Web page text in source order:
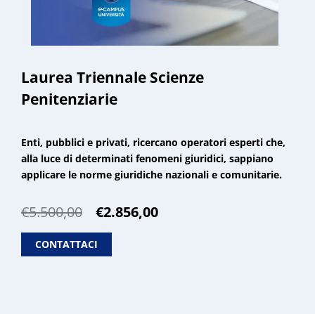
Laurea Triennale Scienze
Penitenziarie
Enti, pubblici e privati, ricercano operatori esperti che,
alla luce di determinati fenomeni giuridici, sappiano
applicare le norme giuridiche nazionali e comunitarie.
€5.500,00
Il
originale
era:
€2.856,00Il
CONTATTACI